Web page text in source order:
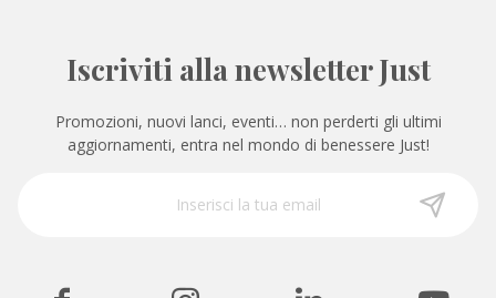
Iscriviti alla newsletter Just
Promozioni, nuovi lanci, eventi… non perderti gli ultimi
aggiornamenti, entra nel mondo di benessere Just!